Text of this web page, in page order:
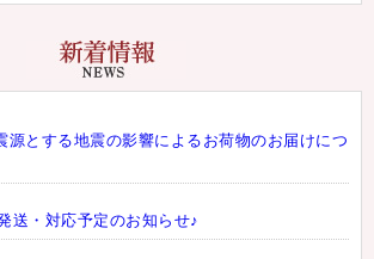
源とする地震の影響によるお荷物のお届けにつ
送・対応予定のお知らせ♪